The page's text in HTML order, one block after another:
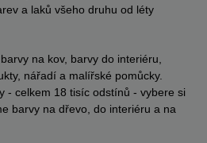
a laků všeho druhu od léty
, barvy na kov, barvy do interiéru,
nářadí a malířské pomůcky.
- celkem 18 tisíc odstínů - vybere si
barvy na dřevo, do interiéru a na